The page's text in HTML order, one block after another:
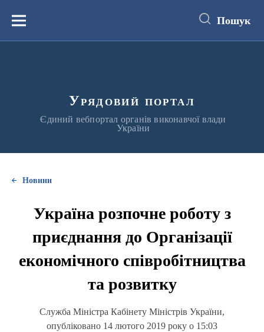
вмістуМеню Пошук
Урядовий портал
Єдиний вебпортал органів виконавчої влади
України
Новини
Україна розпочне роботу з
приєднання до Організації
економічного співробітництва
та розвитку
Служба Міністра Кабінету Міністрів України,
опубліковано 14 лютого 2019 року о 15:03